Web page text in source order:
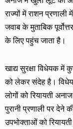
राज्यों में राशन
जवाब के मुताबिक
के लिए पहुंच जाता है।
खाद्य सुरक्षा विधेयक
को लेकर संदेह है।
लोगों को रियायती
पुरानी प्रणाली पर देने
उपभोक्ताओं को